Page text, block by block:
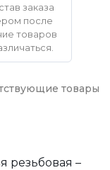
заказа
после
товаров
товары
резьбовая –